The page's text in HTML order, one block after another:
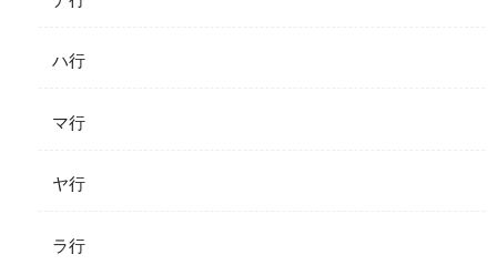
ハ行
マ行
ヤ行
ラ行